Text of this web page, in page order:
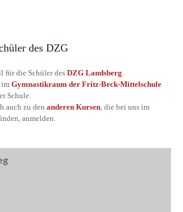
des DZG
für die Schüler des DZG Landsberg.
im Gymnastikraum der Fritz-Beck-Mittelschule
Schule.
auch zu den anderen Kursen, die bei uns im
anmelden.